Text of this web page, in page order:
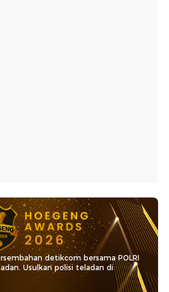
detikcom bersama POLRI
Usulkan polisi teladan di